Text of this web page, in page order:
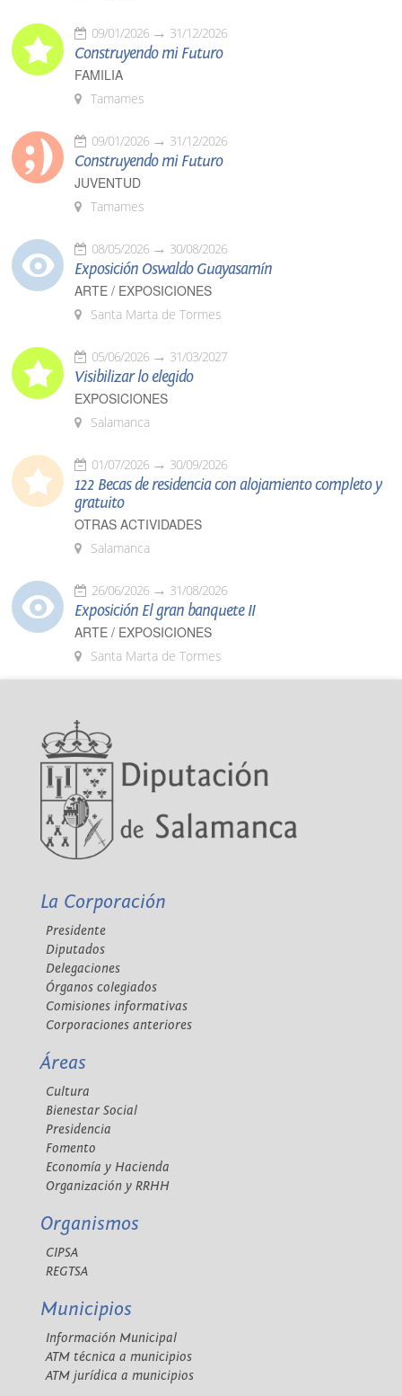
09/01/2026 31/12/2026
Construyendo mi Futuro
FAMILIA
Tamames
09/01/2026 31/12/2026
Construyendo mi Futuro
JUVENTUD
Tamames
08/05/2026 30/08/2026
Exposición Oswaldo Guayasamín
ARTE / EXPOSICIONES
Santa Marta de Tormes
05/06/2026 31/03/2027
Visibilizar lo elegido
EXPOSICIONES
Salamanca
01/07/2026 30/09/2026
122 Becas de residencia con alojamiento completo y
gratuito
OTRAS ACTIVIDADES
Salamanca
26/06/2026 31/08/2026
Exposición El gran banquete II
ARTE / EXPOSICIONES
Santa Marta de Tormes
La Corporación
Presidente
Diputados
Delegaciones
Órganos colegiados
Comisiones informativas
Corporaciones anteriores
Áreas
Cultura
Bienestar Social
Presidencia
Fomento
Economía y Hacienda
Organización y RRHH
Organismos
CIPSA
REGTSA
Municipios
Información Municipal
ATM técnica a municipios
ATM jurídica a municipios